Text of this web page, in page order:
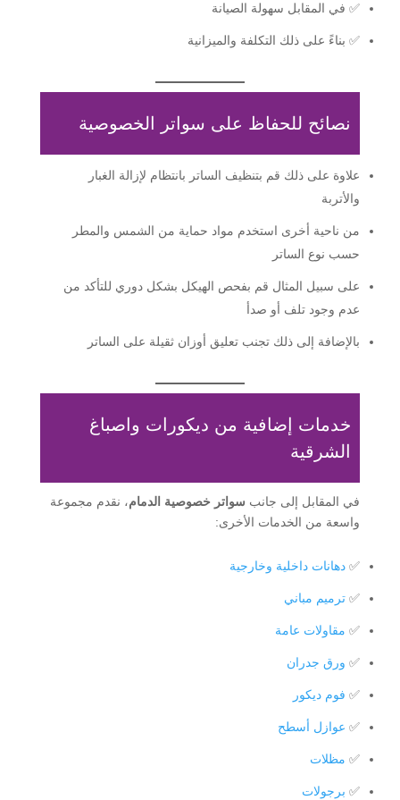
✅ في المقابل سهولة الصيانة
✅ بناءً على ذلك التكلفة والميزانية
نصائح للحفاظ على سواتر الخصوصية
علاوة على ذلك قم بتنظيف الساتر بانتظام لإزالة الغبار
والأتربة
من ناحية أخرى استخدم مواد حماية من الشمس والمطر
حسب نوع الساتر
على سبيل المثال قم بفحص الهيكل بشكل دوري للتأكد من
عدم وجود تلف أو صدأ
بالإضافة إلى ذلك تجنب تعليق أوزان ثقيلة على الساتر
خدمات إضافية من ديكورات واصباغ
الشرقية
في المقابل إلى جانب سواتر خصوصية الدمام، نقدم مجموعة
واسعة من الخدمات الأخرى:
✅ دهانات داخلية وخارجية
✅ ترميم مباني
✅ مقاولات عامة
✅ ورق جدران
✅ فوم ديكور
✅ عوازل أسطح
✅ مظلات
✅ برجولات